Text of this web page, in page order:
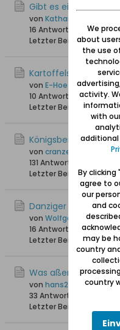
Gibt es ein
von Katharina
16 Antworten
38.389 Hits
Letzter Beitrag
Kartoffelsalat
von E-Hoefler
10 Antworten 14.132 Hits
Letzter Beitrag
Königsberger
von cranzer
131 Antworten
Letzter Beitrag
Danziger
von Wolfgang
16 Antworten
27.460
Letzter Beitrag
Was aßen
von hans258
33 Antworten
Letzter Beitrag
We
about
the use
activity.
with
additional
By clicking
agree to
our
and
may be
country
country